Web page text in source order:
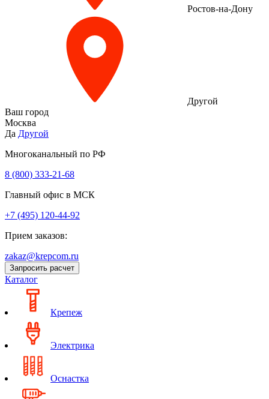
Ростов-на-Дону
Другой
Ваш город
Москва
Да Другой
Многоканальный по РФ
8 (800) 333‑21-68
Главный офис в МСК
+7 (495) 120-44-92
Прием заказов:
zakaz@krepcom.ru
Запросить расчет
Каталог
Крепеж
Электрика
Оснастка